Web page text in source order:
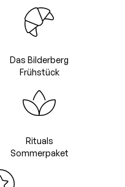
Das Bilderberg
Frühstück
Rituals
Sommerpaket